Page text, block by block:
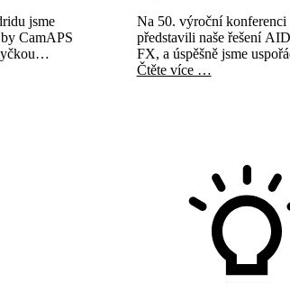
jsme
CamAPS
nebo
Na 50. výroční
představili naše řešení
FX, a úspěšně jsme
"Automatizované
Čtěte více …